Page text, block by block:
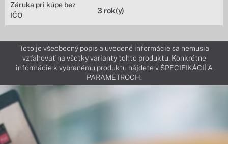
Záruka pri kúpe bez
IČO
3 rok(y)
Toto je všeobecný popis a uvedené informácie sa nemusia
vzťahovať na všetky varianty tohto produktu. Konkrétne
informácie k vybranému produktu nájdete v ŠPECIFIKÁCIÍ A
PARAMETROCH.